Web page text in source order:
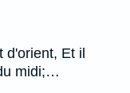
Et il
midi;…